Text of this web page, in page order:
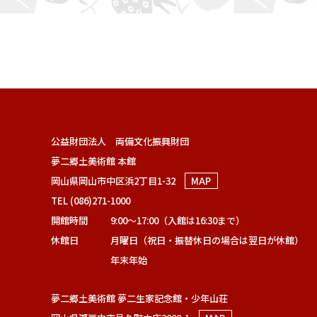
公益財団法人 両備文化振興財団
夢二郷土美術館 本館
岡山県岡山市中区浜2丁目1-32
MAP
TEL (086)271-1000
開館時間
9:00～17:00（入館は16:30まで）
休館日
月曜日（祝日・振替休日の場合は翌日が休館）
年末年始
夢二郷土美術館 夢二生家記念館・少年山荘